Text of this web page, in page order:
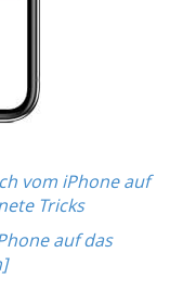
vom iPhone auf
Tricks
auf das